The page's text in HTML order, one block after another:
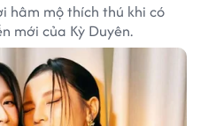
hâm mộ thích thú khi có
mới của Kỳ Duyên.